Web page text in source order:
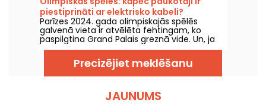
piestiprināti ar elektrisko kabeli?
Parīzes 2024. gada olimpiskajās spēlēs
galvenā vieta ir atvēlēta fehtingam, ko
paspilgtina Grand Palais greznā vide. Un, ja
jūs interesē, kāpēc paukotāji ir piestiprināti ar
elektrības vadiem, labā ziņa ir tā, ka mēs
jums to varam izskaidrot!
Precizējiet meklēšanu
JAUNUMS